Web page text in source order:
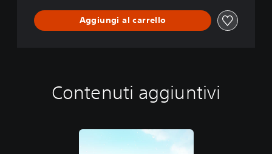
Aggiungi al carrello
Contenuti aggiuntivi